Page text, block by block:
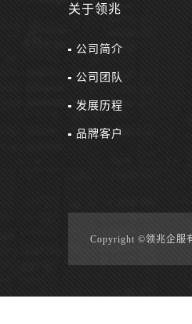
关于领兆
公司简介
公司团队
发展历程
品牌客户
Copyright ©领兆企服